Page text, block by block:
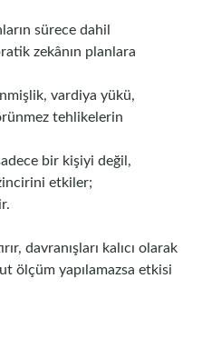
sürece dahil
zekânın planlara
vardiya yükü,
tehlikelerin
bir kişiyi değil,
etkiler;
davranışları kalıcı olarak
ölçüm yapılamazsa etkisi